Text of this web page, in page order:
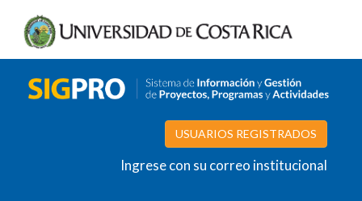
USUARIOS REGISTRADOS
Ingrese con su correo institucional